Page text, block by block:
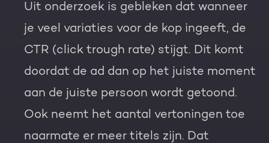
Uit onderzoek is gebleken dat wanneer
je veel variaties voor de kop ingeeft, de
CTR (click trough rate) stijgt. Dit komt
doordat de ad dan op het juiste moment
aan de juiste persoon wordt getoond.
Ook neemt het aantal vertoningen toe
naarmate er meer titels zijn. Dat